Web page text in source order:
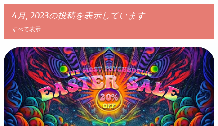
4月, 2023の投稿を表示しています
すべて表示
投
稿